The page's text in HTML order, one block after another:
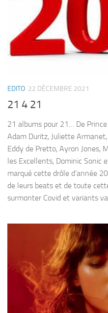
EDITO 22 DÉCEMBRE 2021
21 4 21
21 albums pour 21… De
Adam Duritz, Juliette
Eddy de Pretto, Ayron Jones,
les Excellents, Dominic Sonic
marqué cette drôle d’année
de leurs beats et de toute
surmonter Covid et variants